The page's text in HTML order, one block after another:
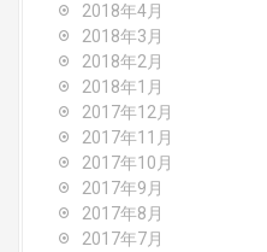
2018年4月
2018年3月
2018年2月
2018年1月
2017年12月
2017年11月
2017年10月
2017年9月
2017年8月
2017年7月